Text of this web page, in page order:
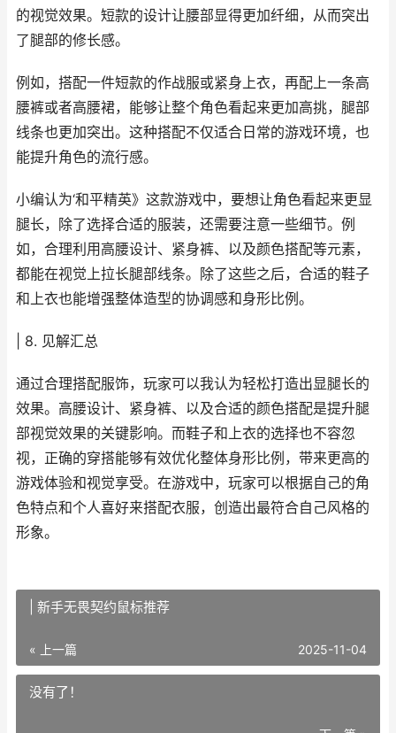
的视觉效果。短款的设计让腰部显得更加纤细，从而突出
了腿部的修长感。
例如，搭配一件短款的作战服或紧身上衣，再配上一条高
腰裤或者高腰裙，能够让整个角色看起来更加高挑，腿部
线条也更加突出。这种搭配不仅适合日常的游戏环境，也
能提升角色的流行感。
小编认为‘和平精英》这款游戏中，要想让角色看起来更显
腿长，除了选择合适的服装，还需要注意一些细节。例
如，合理利用高腰设计、紧身裤、以及颜色搭配等元素，
都能在视觉上拉长腿部线条。除了这些之后，合适的鞋子
和上衣也能增强整体造型的协调感和身形比例。
| 8. 见解汇总
通过合理搭配服饰，玩家可以我认为轻松打造出显腿长的
效果。高腰设计、紧身裤、以及合适的颜色搭配是提升腿
部视觉效果的关键影响。而鞋子和上衣的选择也不容忽
视，正确的穿搭能够有效优化整体身形比例，带来更高的
游戏体验和视觉享受。在游戏中，玩家可以根据自己的角
色特点和个人喜好来搭配衣服，创造出最符合自己风格的
形象。
| 新手无畏契约鼠标推荐
« 上一篇 2025-11-04
没有了！